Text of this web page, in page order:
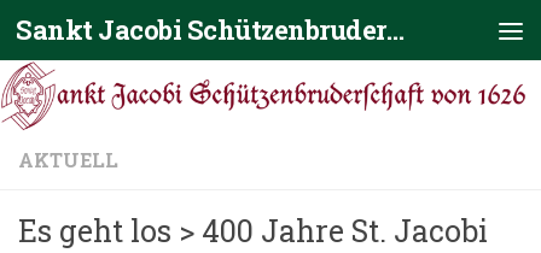
Zum Inhalt springen Sankt Jacobi Schützenbruderschaft von 1626
AKTUELL
Es geht los > 400 Jahre St. Jacobi